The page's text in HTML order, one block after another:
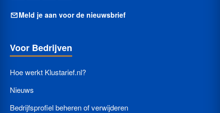
Meld je aan voor de nieuwsbrief
Voor Bedrijven
Hoe werkt Klustarief.nl?
Nieuws
Bedrijfsprofiel beheren of verwijderen